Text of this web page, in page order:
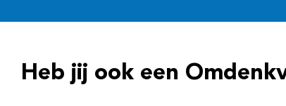
Heb jij ook een